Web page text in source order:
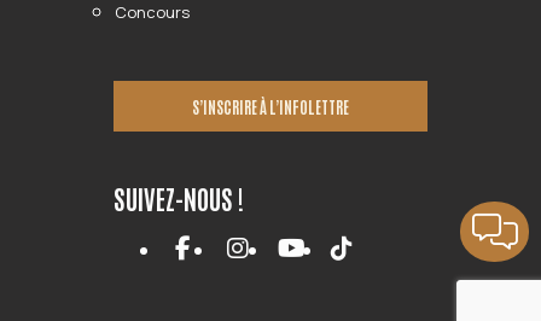
Concours
S’INSCRIRE À L’INFOLETTRE
SUIVEZ-NOUS !